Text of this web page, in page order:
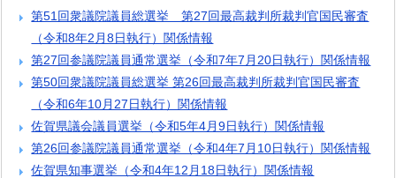
第51回衆議院議員総選挙 第27回最高裁判所裁判官国民審査
（令和8年2月8日執行）関係情報
第27回参議院議員通常選挙（令和7年7月20日執行）関係情報
第50回衆議院議員総選挙 第26回最高裁判所裁判官国民審査
（令和6年10月27日執行）関係情報
佐賀県議会議員選挙（令和5年4月9日執行）関係情報
第26回参議院議員通常選挙（令和4年7月10日執行）関係情報
佐賀県知事選挙（令和4年12月18日執行）関係情報